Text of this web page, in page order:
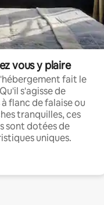
vous y plaire
fait le
s'agisse de
flanc de falaise ou
tranquilles, ces
sont dotées de
uniques.